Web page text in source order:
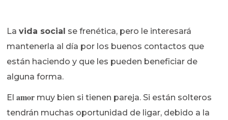
Lavida social se frenética, pero le interesará
mantenerla al día por los buenos contactos que
están haciendo y que les pueden beneficiar de
alguna forma.
Elamor muy bien si tienen pareja. Si están solteros
tendrán muchas oportunidad de ligar, debido a la